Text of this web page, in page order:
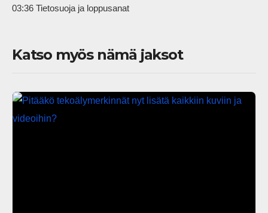
03:36 Tietosuoja ja loppusanat
Katso myös nämä jaksot